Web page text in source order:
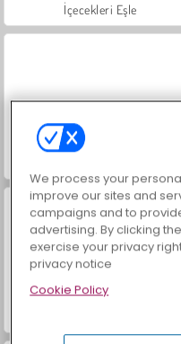
İçecekleri Eşle
We process your
improve our sites and
campaigns and to
advertising. By clicking
exercise your privacy
privacy notice
Cookie Policy